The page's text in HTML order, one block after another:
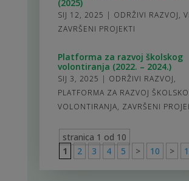
(2025)
SIJ 12, 2025 | ODRŽIVI RAZVOJ,
ZAVRŠENI PROJEKTI
Platforma za razvoj školskog
volontiranja (2022. – 2024.)
SIJ 3, 2025 | ODRŽIVI RAZVOJ,
PLATFORMA ZA RAZVOJ
VOLONTIRANJA, ZAVRŠENI
stranica 1 od 10
1
2 3 4 5 > 10 >